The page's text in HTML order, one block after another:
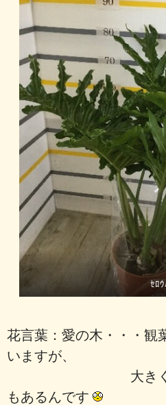
ｾﾛｳ
花言葉：愛の木・・・観
いますが、
大きく育てば
もあるんです